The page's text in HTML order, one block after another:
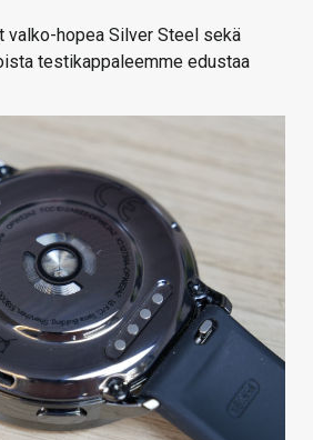
valko-hopea Silver Steel sekä
testikappaleemme edustaa